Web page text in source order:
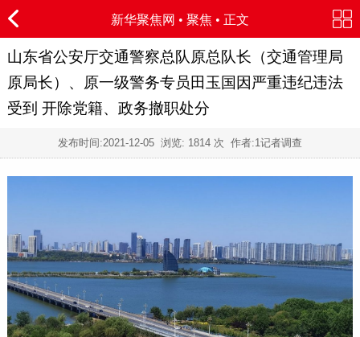
新华聚焦网 • 聚焦 • 正文
山东省公安厅交通警察总队原总队长（交通管理局
原局长）、原一级警务专员田玉国因严重违纪违法
受到 开除党籍、政务撤职处分
发布时间:2021-12-05 浏览: 1814 次 作者:1记者调查